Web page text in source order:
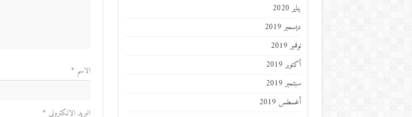
الاسم *
البريد الإلكتروني *
يناير 2020
ديسمبر 2019
نوفمبر 2019
أكتوبر 2019
سبتمبر 2019
أغسطس 2019